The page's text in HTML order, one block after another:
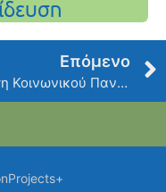
Επόμενο
Δράση Κοινωνικού Παντοπωλείου: Περισσότερα από 180 τεμάχια αγαθών προσέφεραν κάτοικοι και δημότες